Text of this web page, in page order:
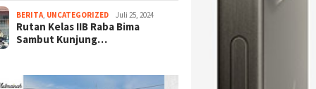
BERITA UNCATEGORIZED Juli 25, 2024
Rutan Kelas IIB Raba Bima
Sambut Kunjung…